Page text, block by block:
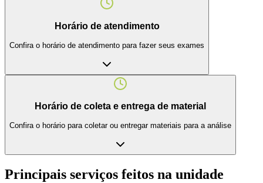
Horário de atendimento
Confira o horário de atendimento para fazer seus exames
Horário de coleta e entrega de material
Confira o horário para coletar ou entregar materiais para a análise
Principais serviços feitos na unidade